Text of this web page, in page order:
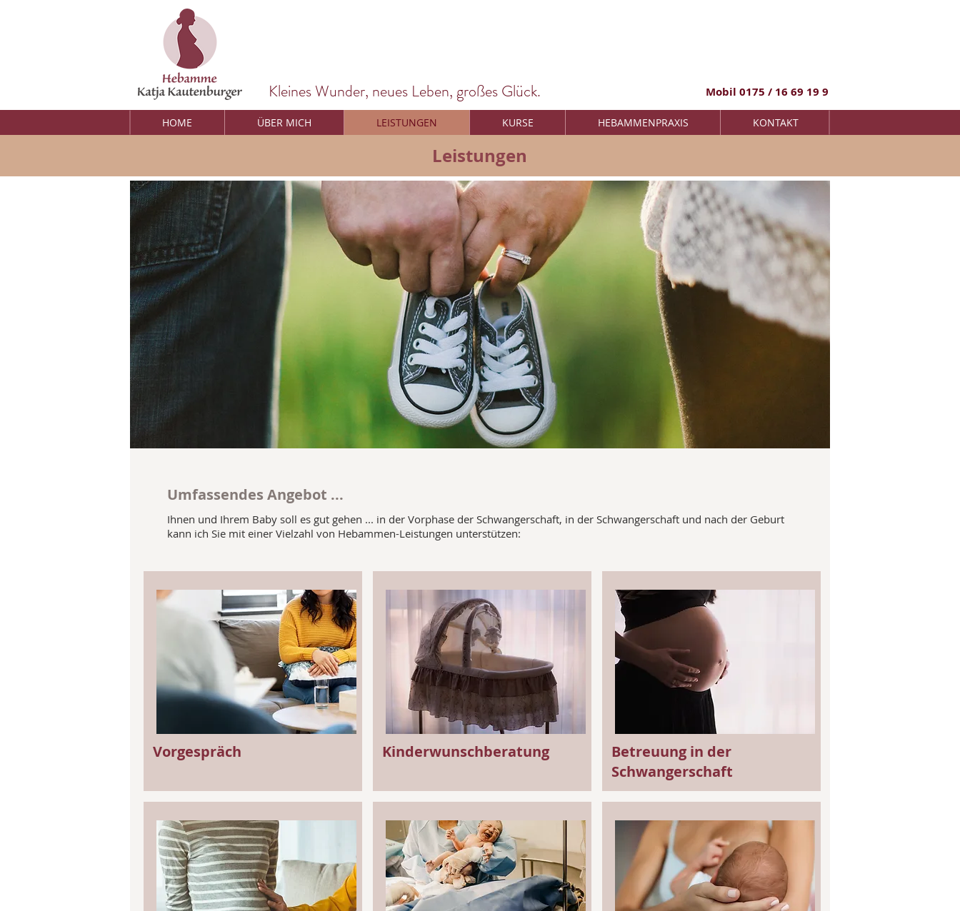
Kleines Wunder, neues Leben, großes Glück. Mobil 0175 / 16 69 19 9
HOME ÜBER MICH LEISTUNGEN KURSE HEBAMMENPRAXIS KONTAKT
Leistungen
Umfassendes Angebot ...
Ihnen und Ihrem Baby soll es gut gehen ... in der Vorphase der Schwangerschaft, in der Schwangerschaft und nach der Geburt
kann ich Sie mit einer Vielzahl von Hebammen-Leistungen unterstützen:
Vorgespräch Kinderwunschberatung
Betreuung in der
Schwangerschaft